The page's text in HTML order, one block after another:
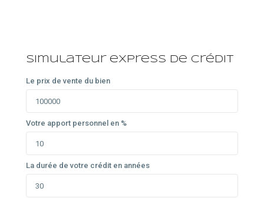
Simulateur express de crédit
Le prix de vente du bien
Votre apport personnel en %
La durée de votre crédit en années